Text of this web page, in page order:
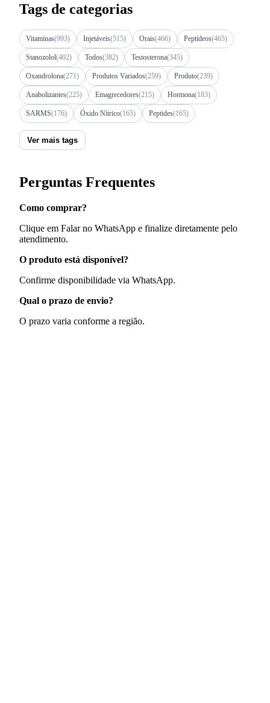
Tags de categorias
Vitaminas(993) Injetáveis(515) Orais(466) Peptídeos(465)
Stanozolol(402) Todos(382) Testosterona(345)
Oxandrolona(271) Produtos Variados(259) Produto(239)
Anabolizantes(225) Emagrecedores(215) Hormona(183)
SARMS(176) Óxido Nítrico(165) Peptides(165)
Ver mais tags
Perguntas Frequentes
Como comprar?
Clique em Falar no WhatsApp e finalize diretamente pelo
atendimento.
O produto está disponível?
Confirme disponibilidade via WhatsApp.
Qual o prazo de envio?
O prazo varia conforme a região.